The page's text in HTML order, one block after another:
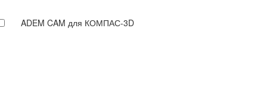
ADEM CAM для КОМПАС-3D